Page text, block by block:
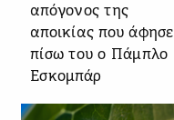
απόγονος της
αποικίας που άφησε
πίσω του ο Πάμπλο
Εσκομπάρ